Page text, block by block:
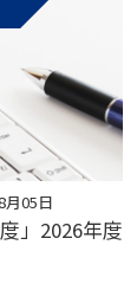
月05日
」2026年度